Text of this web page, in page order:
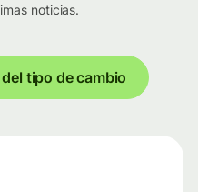
noticias.
tipo de cambio